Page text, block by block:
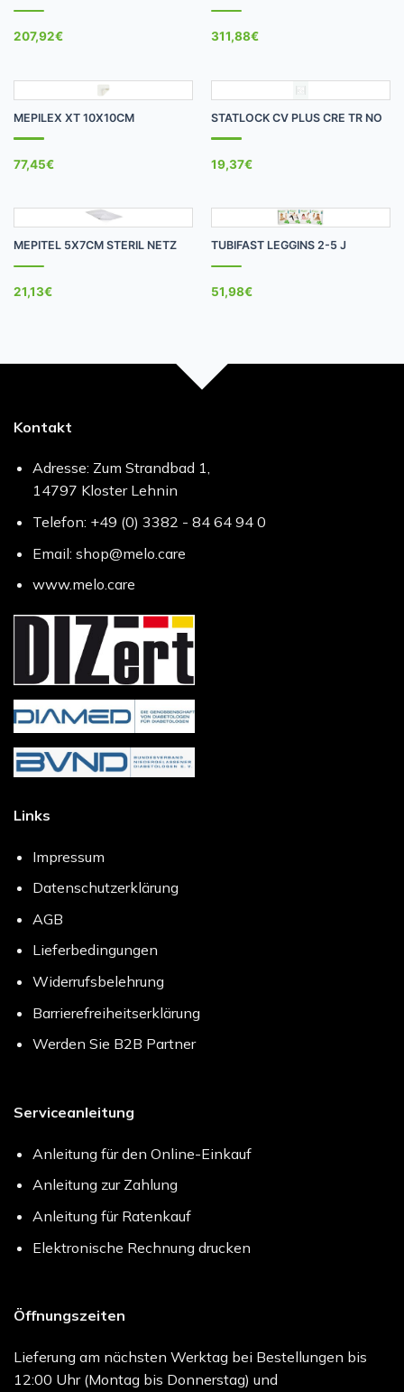
207,92€ 311,88€
MEPILEX XT 10X10CM
77,45€
STATLOCK CV PLUS CRE TR NO
19,37€
MEPITEL 5X7CM STERIL NETZ
21,13€
TUBIFAST LEGGINS 2-5 J
51,98€
Kontakt
Adresse: Zum Strandbad 1,
14797 Kloster Lehnin
Telefon: +49 (0) 3382 - 84 64 94 0
Email: shop@melo.care
www.melo.care
Links
Impressum
Datenschutzerklärung
AGB
Lieferbedingungen
Widerrufsbelehrung
Barrierefreiheitserklärung
Werden Sie B2B Partner
Serviceanleitung
Anleitung für den Online-Einkauf
Anleitung zur Zahlung
Anleitung für Ratenkauf
Elektronische Rechnung drucken
Öffnungszeiten
Lieferung am nächsten Werktag bei Bestellungen bis
12:00 Uhr (Montag bis Donnerstag) und